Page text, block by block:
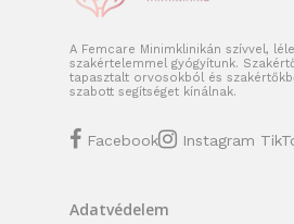
A Femcare Minimklinikán szívvel,
szakértelemmel gyógyítunk.
tapasztalt orvosokból és
szabott segítséget kínálnak.
Facebook Instagram
Adatvédelem